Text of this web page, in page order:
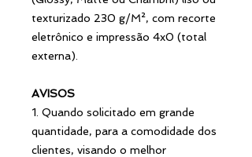
texturizado 230 g/M², com recorte
eletrônico e impressão 4x0 (total
externa).
AVISOS
1. Quando solicitado em grande
quantidade, para a comodidade dos
clientes, visando o melhor